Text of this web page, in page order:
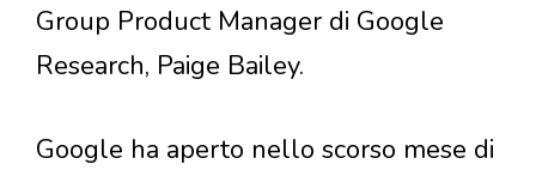
Group Product Manager di Google
Research, Paige Bailey.
Google ha aperto nello scorso mese di